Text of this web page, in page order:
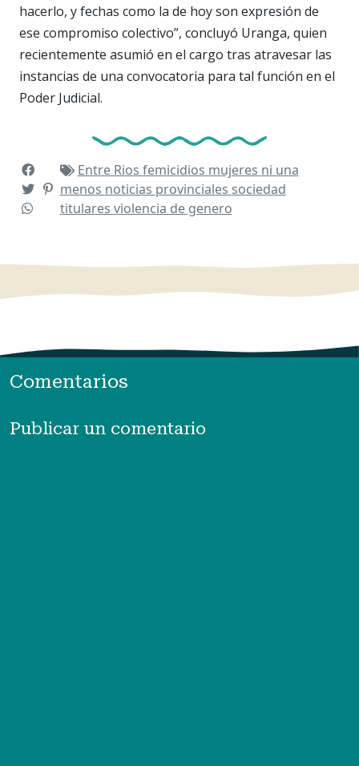
hacerlo, y fechas como la de hoy son expresión de
ese compromiso colectivo”, concluyó Uranga, quien
recientemente asumió en el cargo tras atravesar las
instancias de una convocatoria para tal función en el
Poder Judicial.
Entre Rios femicidios mujeres ni una
menos noticias provinciales sociedad
titulares violencia de genero
Comentarios
Publicar un comentario